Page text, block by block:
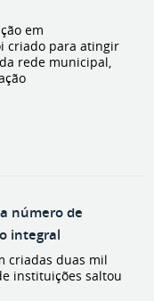
em
criado para atingir
rede municipal,
número de
integral
criadas duas mil
instituições saltou